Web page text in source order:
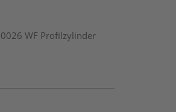
WF Profilzylinder